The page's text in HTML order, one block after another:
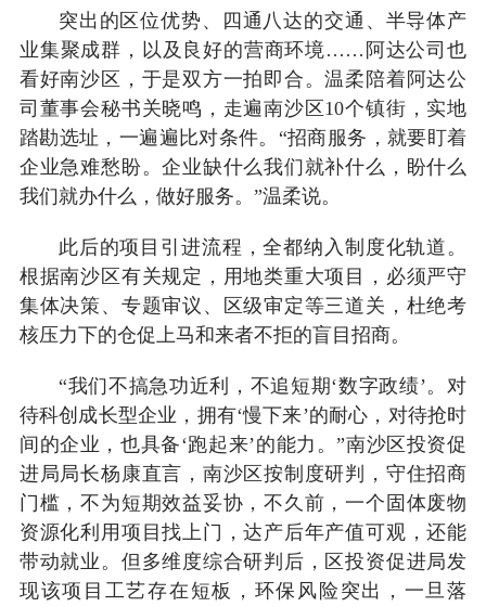
突出的区位优势、四通八达的交通、半导体产
业集聚成群，以及良好的营商环境……阿达公司也
看好南沙区，于是双方一拍即合。温柔陪着阿达公
司董事会秘书关晓鸣，走遍南沙区10个镇街，实地
踏勘选址，一遍遍比对条件。“招商服务，就要盯着
企业急难愁盼。企业缺什么我们就补什么，盼什么
我们就办什么，做好服务。”温柔说。
此后的项目引进流程，全都纳入制度化轨道。
根据南沙区有关规定，用地类重大项目，必须严守
集体决策、专题审议、区级审定等三道关，杜绝考
核压力下的仓促上马和来者不拒的盲目招商。
“我们不搞急功近利，不追短期‘数字政绩’。对
待科创成长型企业，拥有‘慢下来’的耐心，对待抢时
间的企业，也具备‘跑起来’的能力。”南沙区投资促
进局局长杨康直言，南沙区按制度研判，守住招商
门槛，不为短期效益妥协，不久前，一个固体废物
资源化利用项目找上门，达产后年产值可观，还能
带动就业。但多维度综合研判后，区投资促进局发
现该项目工艺存在短板，环保风险突出，一旦落